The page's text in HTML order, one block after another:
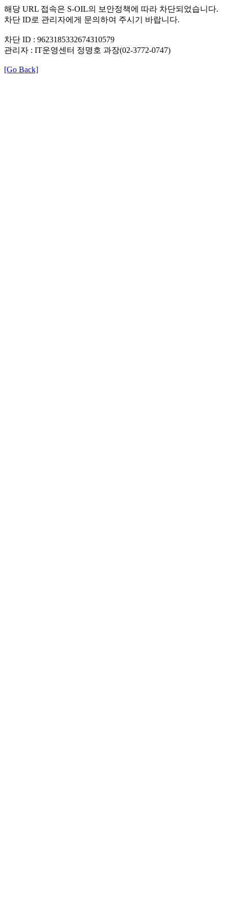
해당 URL 접속은 S-OIL의 보안정책에 따라 차단되었습니다.
차단 ID로 관리자에게 문의하여 주시기 바랍니다.
차단 ID : 9623185332674310579
관리자 : IT운영센터 정명호 과장(02-3772-0747)
[Go Back]